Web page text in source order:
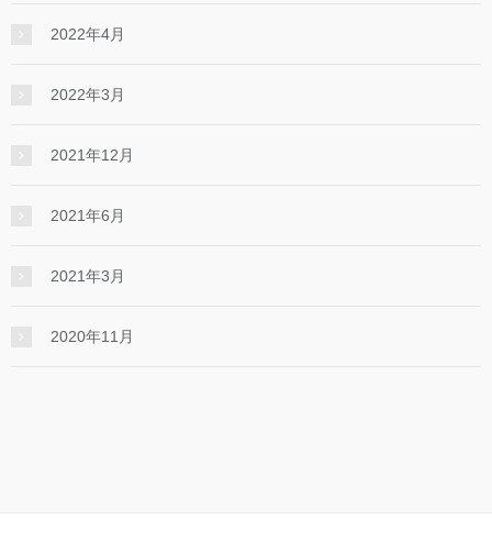
2022年4月
2022年3月
2021年12月
2021年6月
2021年3月
2020年11月